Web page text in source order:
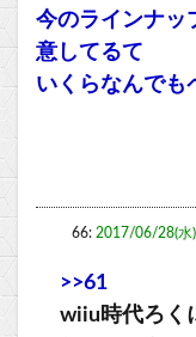
今のラインナッ
意してるて
いくらなんでも
66: 2017/06/28(水
>>61
wiiu時代ろく